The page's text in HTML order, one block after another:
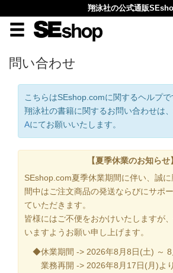
翔泳社の公式通販
問い合わせ
こちらはSEshop.comに関するヘルプで
翔泳社の書籍に関するお問い合わせは、
Aにてお願いいたします。
【夏季休業のお知らせ】
SEshop.com夏季休業期間に伴い、誠
間中はご注文商品の発送ならびにサポ
ていただきます。
皆様にはご不便をおかけいたしますが
いますようお願い申し上げます。
◆休業期間 -> 2026年8月8日(土) ～ 8
業務再開 -> 2026年8月17日(月)よ